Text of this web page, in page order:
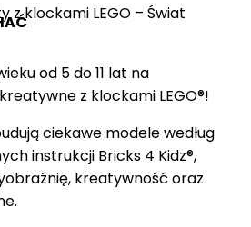
z klockami LEGO – Świat
od 5 do 11 lat na
z klockami LEGO®!
ciekawe modele według
instrukcji Bricks 4 Kidz®,
kreatywność oraz